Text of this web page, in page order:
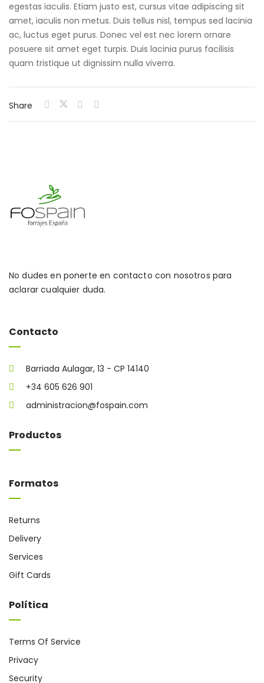
egestas iaculis. Etiam justo est, cursus vitae adipiscing sit
amet, iaculis non metus. Duis tellus nisl, tempus sed lacinia
ac, luctus eget purus. Donec vel est nec lorem ornare
posuere sit amet eget turpis. Duis lacinia purus facilisis
quam tristique ut dignissim nulla viverra.
Share
No dudes en ponerte en contacto con nosotros para
aclarar cualquier duda.
Contacto
Barriada Aulagar, 13 - CP 14140
+34 605 626 901
administracion@fospain.com
Productos
Formatos
Returns
Delivery
Services
Gift Cards
Política
Terms Of Service
Privacy
Security